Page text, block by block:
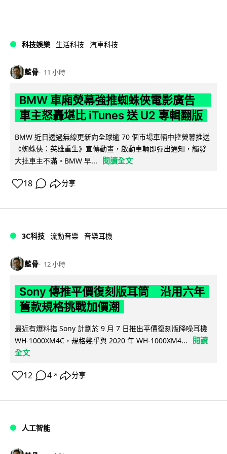
科技娛樂 生活科技 汽車科技
藍骨 11 小時
BMW 車廂熒幕強推蜘蛛俠電影廣告
車主怒轟堪比 iTunes 送 U2 專輯翻版
BMW 近日透過無線更新向全球逾 70 個市場車輛中控熒幕推送
《蜘蛛俠：英雄重生》宣傳動畫，啟動車輛即彈出通知，觸發
大批車主不滿。BMW 早...
閱讀全文
18 分享
3C科技 流動音樂 音樂耳機
藍骨 12 小時
Sony 傳推平價復刻版耳筒 沿用六年
舊款規格挑戰加價潮
最近有爆料指 Sony 計劃於 9 月 7 日推出平價復刻版降噪耳機
WH-1000XM4C，規格幾乎與 2020 年 WH-1000XM4...
閱讀
全文
12 4 ↗ 分享
人工智能